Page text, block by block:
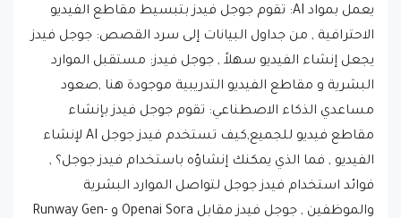
الاحترافية , من جداول البيانات إلى سرد القصص: جوجل فيدز
يجعل إنشاء الفيديو سهلاً , جوجل فيدز: مستقبل الموارد
البشرية و مقاطع الفيديو التدريبية موجودة هنا ,صعود
مساعدي الذكاء الاصطناعي: تقوم جوجل فيدز بإنشاء
مقاطع فيديو للجميع,كيف تستخدم فيدز جوجل AI لإنشاء
الفيديو , فما الذي يمكنك إنشاؤه باستخدام فيدز جوجل؟ ,
فوائد استخدام فيدز جوجل لتواصل الموارد البشرية
والموظفين , جوجل فيدز مقابل Openai Sora و Runway Gen-
2: الاختلافات الرئيسية , هل جوجل فيدز مجاني؟,هل يمكنني